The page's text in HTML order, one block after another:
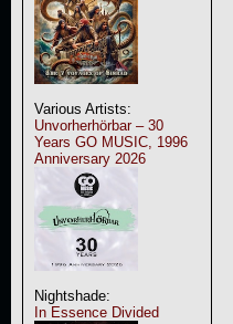
Various Artists:
Unvorherhörbar – 30
Years GO MUSIC, 1996
Anniversary 2026
Nightshade:
In Essence Divided